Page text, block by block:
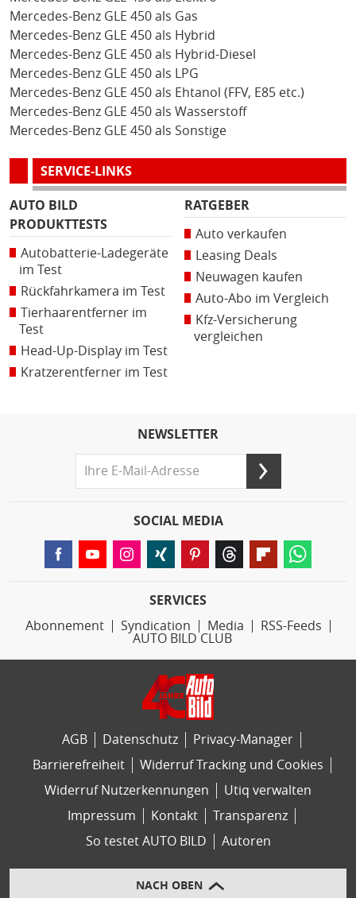
Mercedes-Benz GLE 450 als Gas
Mercedes-Benz GLE 450 als Hybrid
Mercedes-Benz GLE 450 als Hybrid-Diesel
Mercedes-Benz GLE 450 als LPG
Mercedes-Benz GLE 450 als Ehtanol (FFV, E85 etc.)
Mercedes-Benz GLE 450 als Wasserstoff
Mercedes-Benz GLE 450 als Sonstige
SERVICE-LINKS
AUTO BILD
PRODUKTTESTS
Autobatterie-Ladegeräte
im Test
Rückfahrkamera im Test
Tierhaarentferner im
Test
Head-Up-Display im Test
Kratzerentferner im Test
RATGEBER
Auto verkaufen
Leasing Deals
Neuwagen kaufen
Auto-Abo im Vergleich
Kfz-Versicherung
vergleichen
NEWSLETTER
SOCIAL MEDIA
SERVICES
Abonnement
Syndication Media
RSS-Feeds
AUTO BILD CLUB
AGB Datenschutz
Privacy-Manager
Barrierefreiheit
Widerruf Tracking und Cookies
Widerruf Nutzerkennungen
Utiq verwalten
Impressum
Kontakt
Transparenz
So testet AUTO BILD
Autoren
NACH OBEN